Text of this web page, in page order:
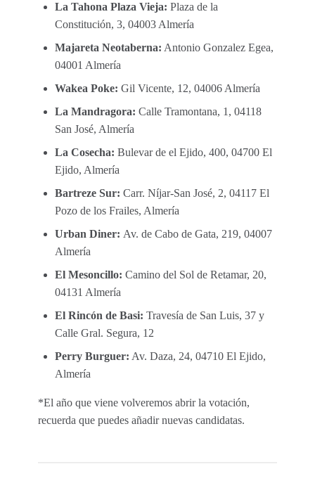
La Tahona Plaza Vieja: Plaza de la
Constitución, 3, 04003 Almería
Majareta Neotaberna: Antonio Gonzalez Egea,
04001 Almería
Wakea Poke: Gil Vicente, 12, 04006 Almería
La Mandragora: Calle Tramontana, 1, 04118
San José, Almería
La Cosecha: Bulevar de el Ejido, 400, 04700 El
Ejido, Almería
Bartreze Sur: Carr. Níjar-San José, 2, 04117 El
Pozo de los Frailes, Almería
Urban Diner: Av. de Cabo de Gata, 219, 04007
Almería
El Mesoncillo: Camino del Sol de Retamar, 20,
04131 Almería
El Rincón de Basi: Travesía de San Luis, 37 y
Calle Gral. Segura, 12
Perry Burguer: Av. Daza, 24, 04710 El Ejido,
Almería
*El año que viene volveremos abrir la votación,
recuerda que puedes añadir nuevas candidatas.